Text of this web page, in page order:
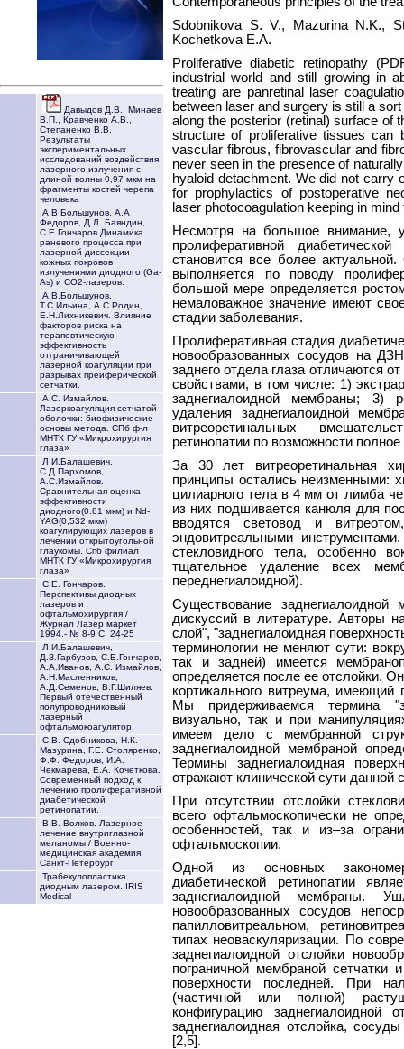
Давыдов Д.В., Минаев
В.П., Кравченко А.В.,
Степаненко В.В.
Результаты
экспериментальных
исследований воздействия
лазерного излучения с
длиной волны 0,97 мкм на
фрагменты костей черепа
человека
А.В Большунов, А.А
Федоров, Д.Л. Баяндин,
С.Е Гончаров.Динамика
раневого процесса при
лазерной диссекции
кожных покровов
излучениями диодного (Ga-
As) и СО2-лазеров.
А.В.Большунов,
Т.С.Ильина, А.С.Родин,
Е.Н.Лихникевич. Влияние
факторов риска на
терапевтическую
эффективность
отграничивающей
лазерной коагуляции при
разрывах преиферической
сетчатки.
А.С. Измайлов.
Лазеркоагуляция сетчатой
оболочки: биофизические
основы метода. СПб ф-л
МНТК ГУ «Микрохирургия
глаза»
Л.И.Балашевич,
С.Д.Пархомов,
А.С.Измайлов.
Сравнительная оценка
эффективности
диодного(0.81 мкм) и Nd-
YAG(0,532 мкм)
коагулирующих лазеров в
лечении открытоугольной
глаукомы. Спб филиал
МНТК ГУ «Микрохирургия
глаза»
С.Е. Гончаров.
Перспективы диодных
лазеров и
офтальмохирургия /
Журнал Лазер маркет
1994.- № 8-9 С. 24-25
Л.И.Балашевич,
Д.З.Гарбузов, С.Е.Гончаров,
А.А.Иванов, А.С. Измайлов,
А.Н.Масленников,
А.Д.Семенов, В.Г.Шиляев.
Первый отечественный
полупроводниковый
лазерный
офтальмокоагулятор.
С.В. Сдобникова, Н.К.
Мазурина, Г.Е. Столяренко,
Ф.Ф. Федоров, И.А.
Чекмарева, Е.А. Кочеткова.
Современный подход к
лечению пролиферативной
диабетической
ретинопатии.
В.В. Волков. Лазерное
лечение внутриглазной
меланомы / Военно-
медицинская академия,
Санкт-Петербург
Трабекулопластика
диодным лазером. IRIS
Medical
Sdobnikova S. V., Mazurina N.K.,
Kochetkova E.A.
Proliferative diabetic retinopathy
industrial world and still growing in
treating are panretinal laser
between laser and surgery is still a
along the posterior (retinal) surface of
structure of proliferative tissues can
vascular fibrous, fibrovascular and
never seen in the presence of
hyaloid detachment. We did not carry
for prophylactics of postoperative
laser photocoagulation keeping in
Несмотря на большое внимание,
пролиферативной
становится все более
выполняется по поводу
большой мере определяется
немаловажное значение имеют
стадии заболевания.
Пролиферативная стадия
новообразованных сосудов на
заднего отдела глаза отличаются
свойствами, в том числе: 1)
заднегиалоидной мембраны; 3)
удаления заднегиалоидной
витреоретинальных
ретинопатии по возможности
За 30 лет витреоретинальная
принципы остались неизменными:
цилиарного тела в 4 мм от лимба
из них подшивается канюля для
вводятся световод и
эндовитреальными
стекловидного тела, особенно
тщательное удаление всех
переднегиалоидной).
Существование
дискуссий в литературе. Авторы
слой", "заднегиалоидная
терминологии не меняют сути:
так и задней) имеется
определяется после ее отслойки.
кортикального витреума,
Мы придерживаемся термина
визуально, так и при
имеем дело с мембранной
заднегиалоидной мембраной
Термины заднегиалоидная
отражают клинической сути данной
При отсутствии отслойки
всего офтальмоскопически не
особенностей, так и из–за
офтальмоскопии.
Одной из основных
диабетической ретинопатии
заднегиалоидной мембраны.
новообразованных сосудов
папилловитреальном,
типах неоваскуляризации. По
заднегиалоидной отслойки
пограничной мембраной сетчатки
поверхности последней. При
(частичной или полной)
конфигурацию заднегиалоидной
заднегиалоидная отслойка,
[2,5].